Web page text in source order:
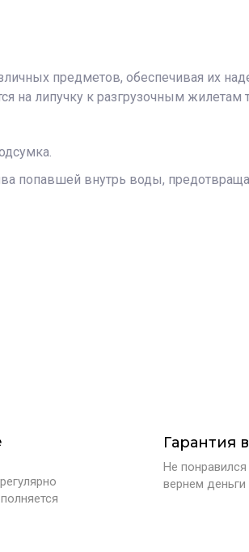
предметов, обеспечивая их
на липучку к разгрузочным жилетам
попавшей внутрь воды,
Гарантия
Не
вернем деньги